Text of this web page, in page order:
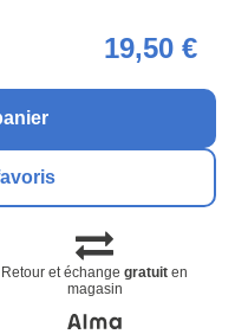
19,50 €
Retour et échangegratuit en
magasin